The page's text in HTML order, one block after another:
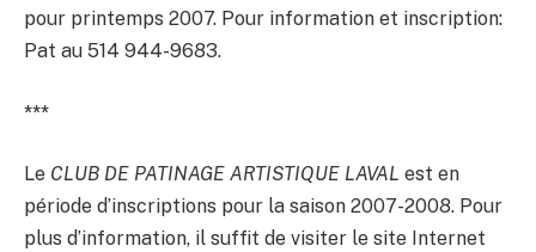
pour printemps 2007. Pour information et inscription:
Pat au 514 944-9683.
***
Le CLUB DE PATINAGE ARTISTIQUE LAVAL est en
période d’inscriptions pour la saison 2007-2008. Pour
plus d’information, il suffit de visiter le site Internet